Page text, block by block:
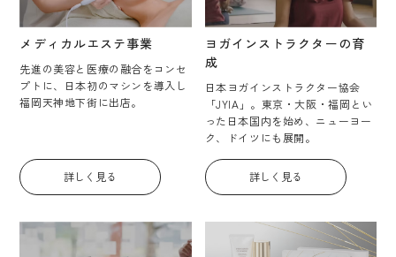
メディカルエステ事業
先進の美容と医療の融合をコンセ
プトに、日本初のマシンを導入し
福岡天神地下街に出店。
詳しく見る
ヨガインストラクターの育
成
日本ヨガインストラクター協会
「JYIA」。東京・大阪・福岡とい
った日本国内を始め、ニューヨー
ク、ドイツにも展開。
詳しく見る